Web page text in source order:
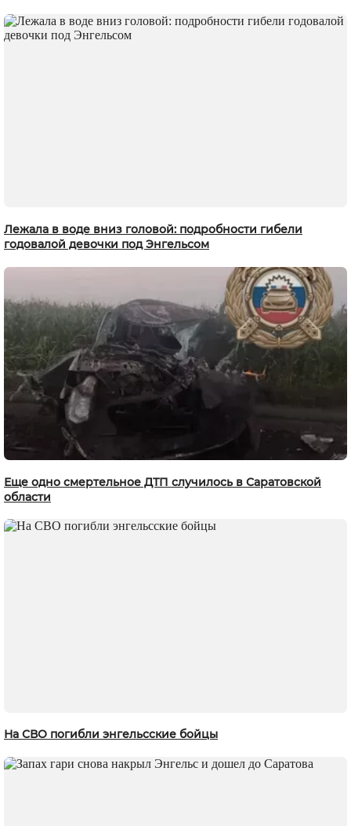
Лежала в воде вниз головой: подробности гибели
годовалой девочки под Энгельсом
Еще одно смертельное ДТП случилось в Саратовской
области
На СВО погибли энгельсские бойцы